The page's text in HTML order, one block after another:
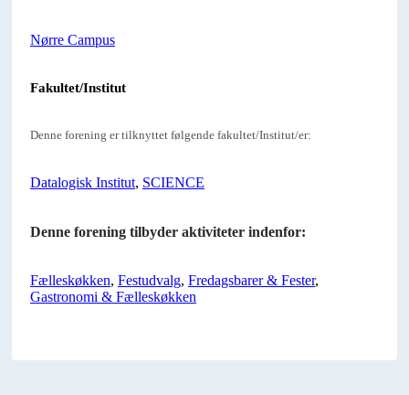
Nørre Campus
Fakultet/Institut
Denne forening er tilknyttet følgende fakultet/Institut/er:
Datalogisk Institut, SCIENCE
Denne forening tilbyder aktiviteter indenfor:
Fælleskøkken, Festudvalg, Fredagsbarer & Fester,
Gastronomi & Fælleskøkken